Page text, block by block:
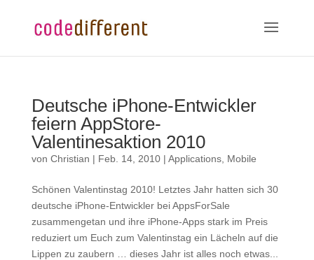
Deutsche iPhone-Entwickler
feiern AppStore-
Valentinesaktion 2010
von Christian | Feb. 14, 2010| Applications, Mobile
Schönen Valentinstag 2010! Letztes Jahr hatten sich 30
deutsche iPhone-Entwickler bei AppsForSale
zusammengetan und ihre iPhone-Apps stark im Preis
reduziert um Euch zum Valentinstag ein Lächeln auf die
Lippen zu zaubern … dieses Jahr ist alles noch etwas...